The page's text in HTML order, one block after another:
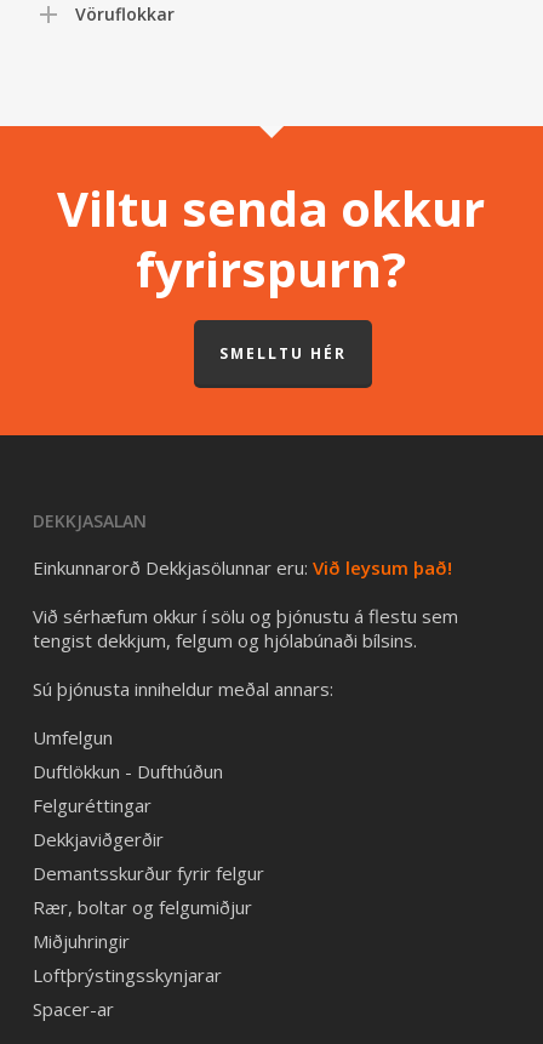
Vöruflokkar
Viltu senda okkur
fyrirspurn?
SMELLTU HÉR
DEKKJASALAN
Einkunnarorð Dekkjasölunnar eru: Við leysum það!
Við sérhæfum okkur í sölu og þjónustu á flestu sem
tengist dekkjum, felgum og hjólabúnaði bílsins.
Sú þjónusta inniheldur meðal annars:
Umfelgun
Duftlökkun - Dufthúðun
Felguréttingar
Dekkjaviðgerðir
Demantsskurður fyrir felgur
Rær, boltar og felgumiðjur
Miðjuhringir
Loftþrýstingsskynjarar
Spacer-ar